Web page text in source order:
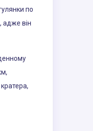
по
адже він